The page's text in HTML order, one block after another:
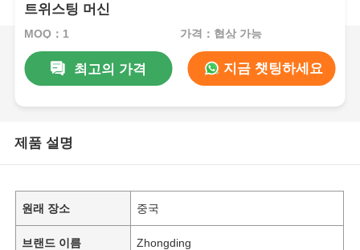
트위스팅 머신
MOQ：1 가격：협상 가능
최고의 가격 지금 챗팅하세요
제품 설명
원래 장소 중국
브랜드 이름 Zhongding